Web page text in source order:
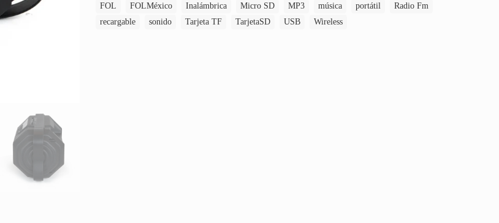
FOL
FOLMéxico Inalámbrica Micro SD MP3 música portátil
Radio Fm
recargable
sonido Tarjeta TF TarjetaSD USB Wireless